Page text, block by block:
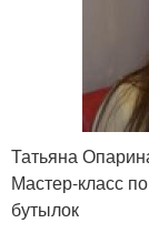
Татьяна
Мастер-класс
бутылок